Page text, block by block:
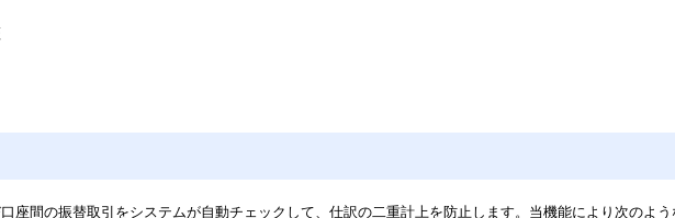
座間の振替取引をシステムが自動チェックして、仕訳の二重計上を防止します。当機能により次のよう